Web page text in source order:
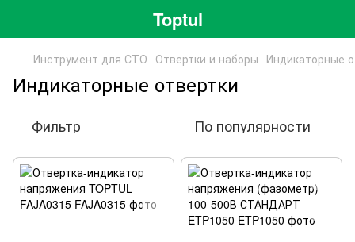
Toptul
Инструмент для СТО Отвертки и наборы Индикаторные
Индикаторные отвертки
Фильтр По популярности